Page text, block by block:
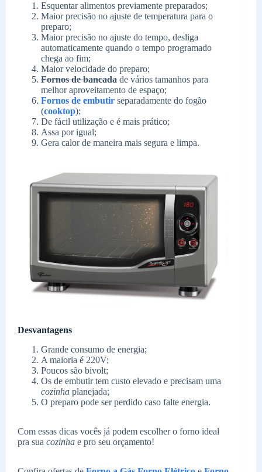
Esquentar alimentos previamente preparados;
Maior precisão no ajuste de temperatura para o
preparo;
Maior precisão no ajuste do tempo, desliga
automaticamente quando o tempo programado
chega ao fim;
Maior velocidade do preparo;
Fornos de bancada de vários tamanhos para
melhor aproveitamento de espaço;
Fornos de embutir separadamente do fogão
(cooktop);
De fácil utilização e é mais prático;
Assa por igual;
Gera calor de maneira mais segura e limpa.
Desvantagens
Grande consumo de energia;
A maioria é 220V;
Poucos são bivolt;
Os de embutir tem custo elevado e precisam uma
cozinha planejada;
O preparo pode ser perdido caso falte energia.
Com essas dicas vocês já podem escolher o forno ideal
pra sua cozinha e pro seu orçamento!